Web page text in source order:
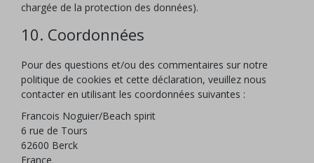
chargée de la protection des données).
10. Coordonnées
Pour des questions et/ou des commentaires sur notre
politique de cookies et cette déclaration, veuillez nous
contacter en utilisant les coordonnées suivantes :
Francois Noguier/Beach spirit
6 rue de Tours
62600 Berck
France